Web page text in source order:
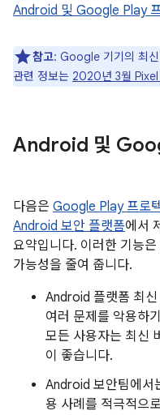
Android 및 Google Play
참고: Google 기기의 최
관련 정보는 2020년 3월 Pixel
Android 및
다음은 Google Play 프로
Android 보안 플랫폼에서
요약입니다. 이러한 기능
가능성을 줄여 줍니다.
Android 플랫폼 최
여러 문제를 악용하
모든 사용자는 최신
이 좋습니다.
Android 보안팀에서
용 사례를 적극적으